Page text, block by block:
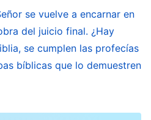
Esto requeriría que el
del crecimiento en
vida, y el camino del
También requeriría que el
con esa senda, de
se vuelve a encarnar en
del juicio final. ¿Hay
se cumplen las profecías
bíblicas que lo demuestren